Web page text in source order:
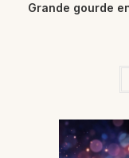
Grande gourde